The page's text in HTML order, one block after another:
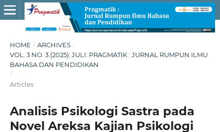
HOME / ARCHIVES /
VOL. 3 NO. 3 (2025): JULI: PRAGMATIK : JURNAL RUMPUN ILMU
BAHASA DAN PENDIDIKAN
/
Articles
Analisis Psikologi Sastra pada
Novel Areksa Kajian Psikologi